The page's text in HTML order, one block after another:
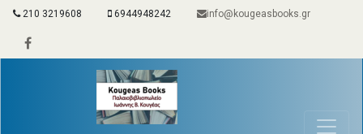
210 3219608 6944948242 info@kougeasbooks.gr